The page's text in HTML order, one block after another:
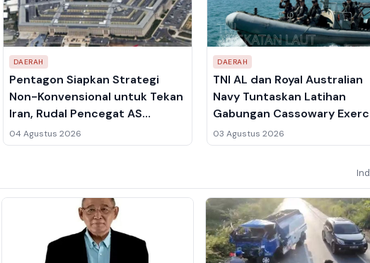
DAERAH
Pentagon Siapkan Strategi
Non-Konvensional untuk Tekan
Iran, Rudal Pencegat AS
Disebut Menipis
04 Agustus 2026
DAERAH
TNI AL dan Royal Australian
Navy Tuntaskan Latihan
Gabungan Cassowary
2026 di Australia, 15
Dikerahkan
03 Agustus 2026